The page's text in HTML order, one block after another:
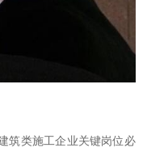
筑类施工企业关键岗位必